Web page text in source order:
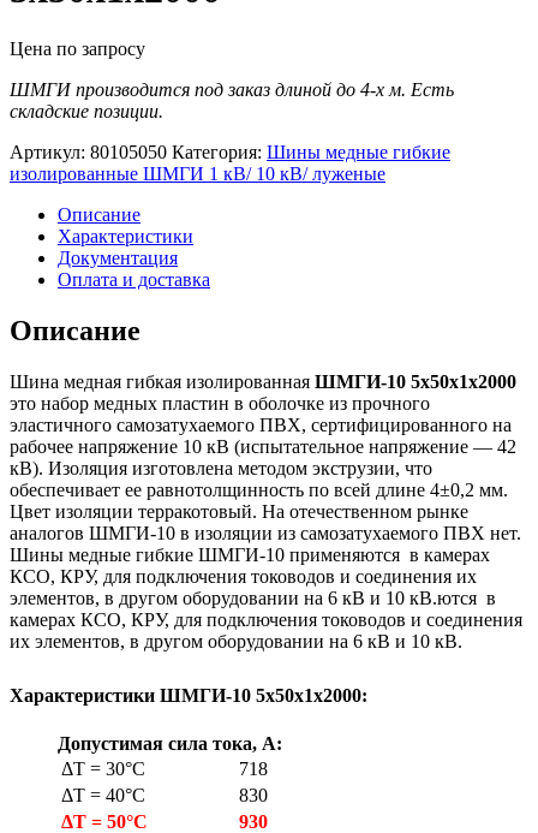
Цена по запросу
ШМГИ производится под заказ длиной до 4-х м. Есть
складские позиции.
Артикул: 80105050 Категория: Шины медные гибкие
изолированные ШМГИ 1 кВ/ 10 кВ/ луженые
Описание
Характеристики
Документация
Оплата и доставка
Описание
Шина медная гибкая изолированная ШМГИ-10 5х50х1х2000
это набор медных пластин в оболочке из прочного
эластичного самозатухаемого ПВХ, сертифицированного на
рабочее напряжение 10 кВ (испытательное напряжение — 42
кВ). Изоляция изготовлена методом экструзии, что
обеспечивает ее равнотолщинность по всей длине 4±0,2 мм.
Цвет изоляции терракотовый. На отечественном рынке
аналогов ШМГИ-10 в изоляции из самозатухаемого ПВХ нет.
Шины медные гибкие ШМГИ-10 применяются в камерах
КСО, КРУ, для подключения тоководов и соединения их
элементов, в другом оборудовании на 6 кВ и 10 кВ.ются в
камерах КСО, КРУ, для подключения тоководов и соединения
их элементов, в другом оборудовании на 6 кВ и 10 кВ.
Характеристики ШМГИ-10 5х50х1х2000:
Допустимая сила тока, А:
ΔТ = 30°C
718
ΔТ = 40°C
830
ΔТ = 50°C
930